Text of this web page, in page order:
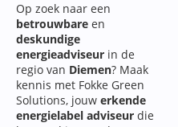
Op zoek naar een
betrouwbare en
deskundige
energieadviseur in de
regio van Diemen? Maak
kennis met Fokke Green
Solutions, jouw erkende
energielabel adviseur die